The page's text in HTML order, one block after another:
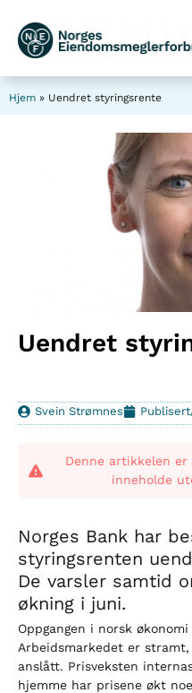
Hjem » Uendret styringsrente
Uendret
Svein Strømnes
Denne artikkelen er
inneholde
Norges Bank har
styringsrenten
De varsler samtid
økning i juni.
Oppgangen i norsk
Arbeidsmarkedet er
anslått. Prisveksten
hjemme har prisene økt